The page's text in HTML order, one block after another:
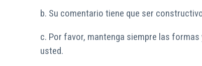
b. Su comentario tiene que ser
c. Por favor, mantenga siempre las
usted.